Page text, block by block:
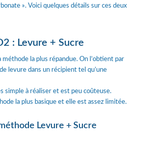
». Voici quelques détails sur ces deux
: Levure + Sucre
méthode la plus répandue. On l’obtient par
levure dans un récipient tel qu’une
simple à réaliser et est peu coûteuse.
la plus basique et elle est assez limitée.
Levure + Sucre